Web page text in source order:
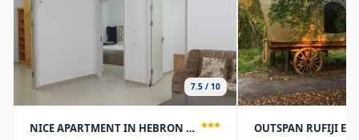
7.5 / 10
NICE APARTMENT IN HEBRON PALESTINE OUTSPAN RUFIJI